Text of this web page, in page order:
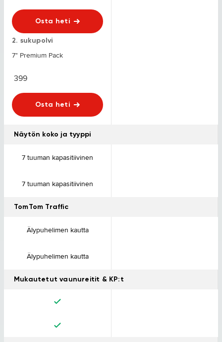
Osta heti
2. sukupolvi
7" Premium Pack
399
Osta heti
Näytön koko ja tyyppi
7 tuuman kapasitiivinen
7 tuuman kapasitiivinen
TomTom Traffic
Älypuhelimen kautta
Älypuhelimen kautta
Mukautetut vaunureitit & KP:t